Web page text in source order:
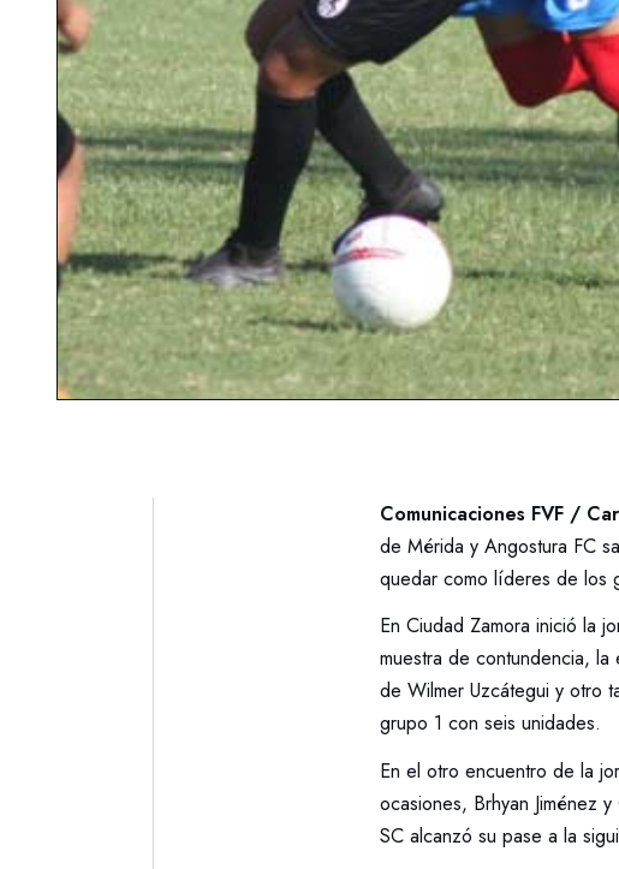
Comunicaciones FVF /
de Mérida y Angostura FC
quedar como líderes de los
En Ciudad Zamora inició la
muestra de contundencia,
de Wilmer Uzcátegui y otro
grupo 1 con seis unidades.
En el otro encuentro de la
ocasiones, Brhyan Jiménez
SC alcanzó su pase a la